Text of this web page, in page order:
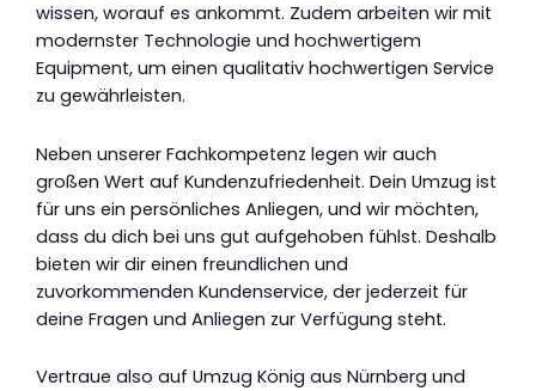
wissen, worauf es ankommt. Zudem arbeiten wir mit
modernster Technologie und hochwertigem
Equipment, um einen qualitativ hochwertigen Service
zu gewährleisten.
Neben unserer Fachkompetenz legen wir auch
großen Wert auf Kundenzufriedenheit. Dein Umzug ist
für uns ein persönliches Anliegen, und wir möchten,
dass du dich bei uns gut aufgehoben fühlst. Deshalb
bieten wir dir einen freundlichen und
zuvorkommenden Kundenservice, der jederzeit für
deine Fragen und Anliegen zur Verfügung steht.
Vertraue also auf Umzug König aus Nürnberg und